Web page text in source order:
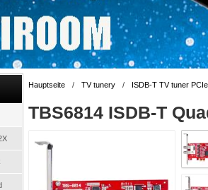
Hauptseite / TV tunery / ISDB-T TV tuner PCIe
TBS6814 ISDB-T